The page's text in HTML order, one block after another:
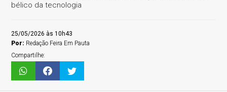
bélico da tecnologia
25/05/2026 às 10h43
Por: Redação Feira Em Pauta
Compartilhe: